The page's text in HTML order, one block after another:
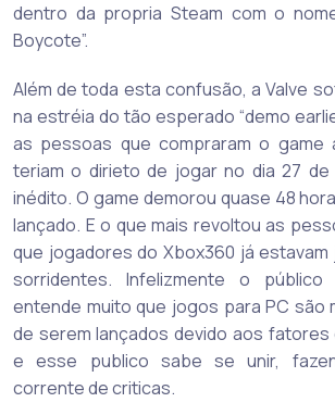
dentro da propria Steam com o
Boycote”.
Além de toda esta confusão, a Valve
na estréia do tão esperado “demo
as pessoas que compraram o game
teriam o dirieto de jogar no dia 27
inédito. O game demorou quase 48
lançado. E o que mais revoltou as
que jogadores do Xbox360 já
sorridentes. Infelizmente o
entende muito que jogos para PC são
de serem lançados devido aos fatores
e esse publico sabe se unir,
corrente de criticas.